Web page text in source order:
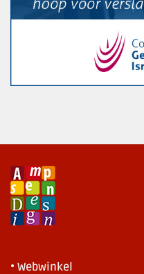
• Webwinkel